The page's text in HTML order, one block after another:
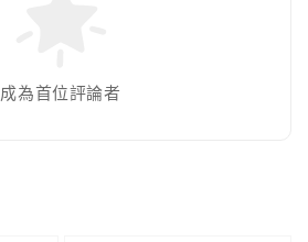
成為首位評論者